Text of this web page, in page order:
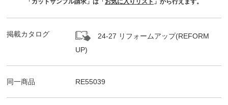
「カットサンプル請求」は「 お気に入りリスト 」から行えます。
掲載カタログ
24-27 リフォームアップ(REFORM
UP)
同一商品 RE55039